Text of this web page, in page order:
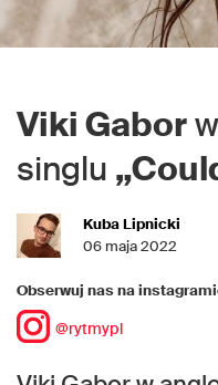
Viki Gabor
singlu
Kuba Lipnicki
06 maja 2022
Obserwuj nas na
@rytmypl